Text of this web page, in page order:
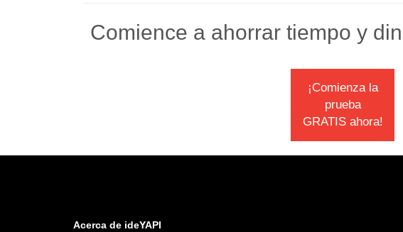
Comience a ahorrar tiempo y
¡Comienza la
prueba
GRATIS ahora!
Acerca de ideYAPI